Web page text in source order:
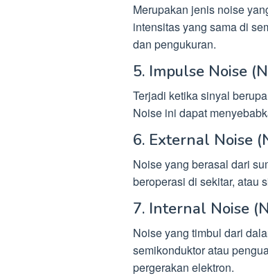
Merupakan jenis noise
intensitas yang sama di
dan pengukuran.
5. Impulse Noise
Terjadi ketika sinyal
Noise ini dapat
6. External Noise
Noise yang berasal dari
beroperasi di sekitar, atau
7. Internal Noise
Noise yang timbul dari
semikonduktor atau
pergerakan elektron.